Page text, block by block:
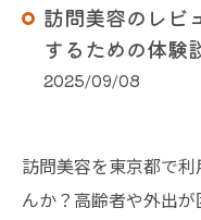
訪問美容のレビ
するための体験
2025/09/08
訪問美容を東京都で
んか？高齢者や外出が